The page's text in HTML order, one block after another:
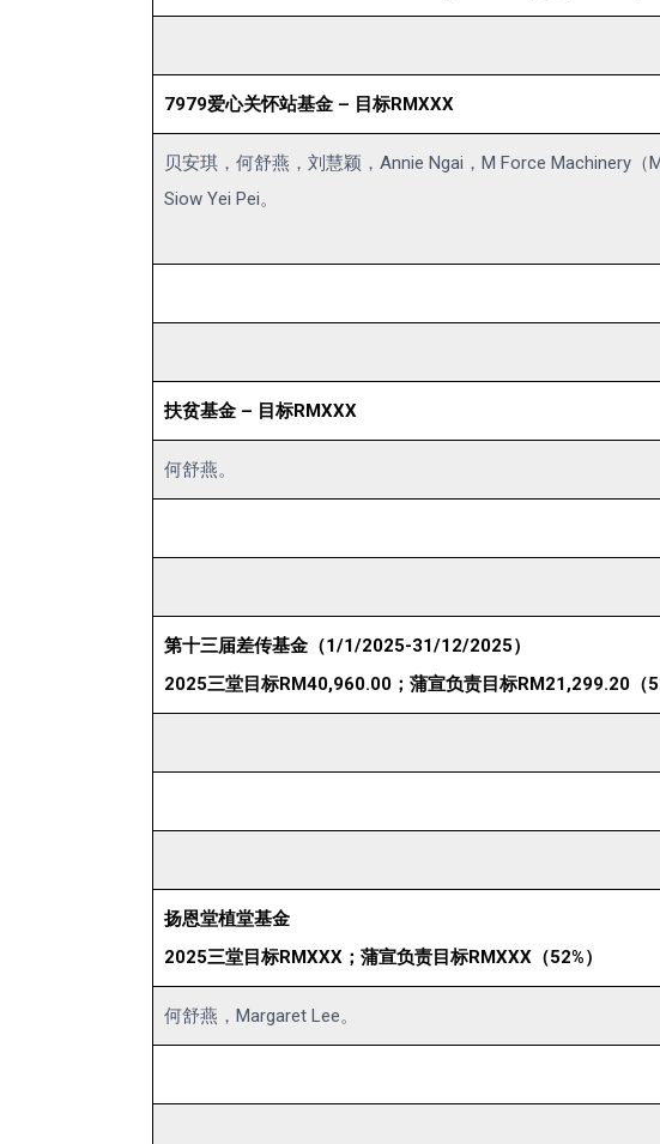
7979爱心关怀站基金 – 目标RMXXX
贝安琪，何舒燕，刘慧颖，Annie Ngai，M Force Machinery（
Siow Yei Pei。
扶贫基金 – 目标RMXXX
何舒燕。
第十三届差传基金（1/1/2025-31/12/2025）
2025三堂目标RM40,960.00；蒲宣负责目标RM21,299.20（
扬恩堂植堂基金
2025三堂目标RMXXX；蒲宣负责目标RMXXX（52%）
何舒燕，Margaret Lee。